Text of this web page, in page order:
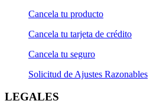
Cancela tu producto
Cancela tu tarjeta de crédito
Cancela tu seguro
Solicitud de Ajustes Razonables
LEGALES